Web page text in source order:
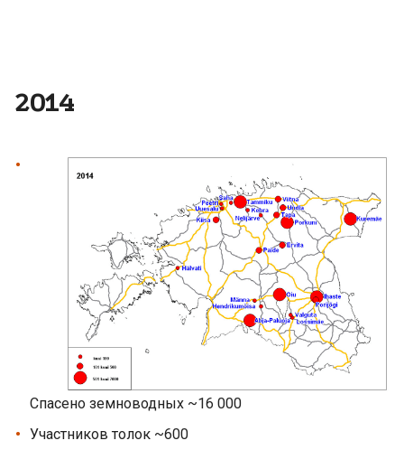
2014
Спасено земноводных ~16 000
Участников толок ~600